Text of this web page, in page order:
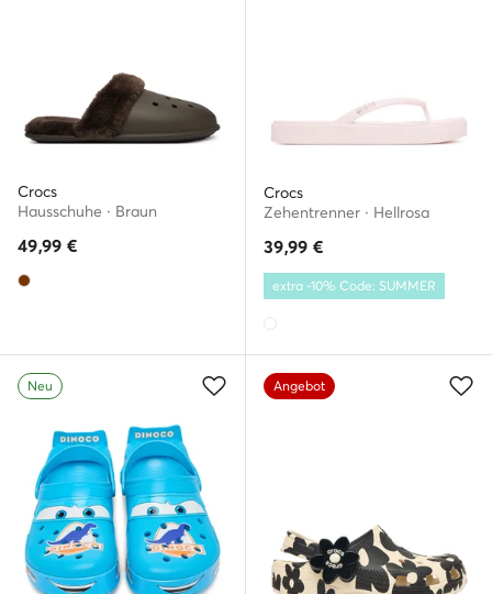
Crocs
Hausschuhe · Braun
49,99 €
Crocs
Zehentrenner · Hellrosa
39,99 €
extra -10% Code: SUMMER
Neu Angebot